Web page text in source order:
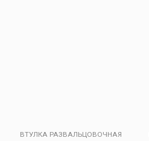
ВТУЛКА РАЗВАЛЬЦОВОЧНАЯ